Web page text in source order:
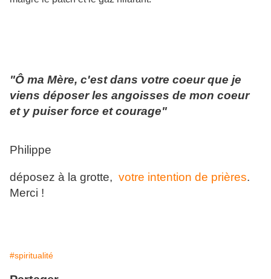
"Ô ma Mère, c'est dans votre coeur que je
viens déposer les angoisses de mon coeur
et y puiser force et courage"
Philippe
déposez à la grotte, votre intention de prières.
Merci !
#spiritualité